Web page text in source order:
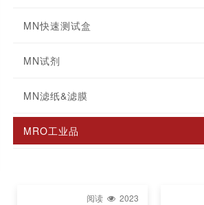
MN快速测试盒
MN试剂
MN滤纸&滤膜
MRO工业品
阅读 2023